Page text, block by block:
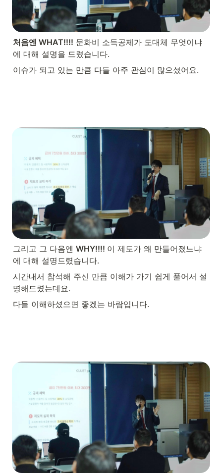
처음엔 WHAT!!!! 문화비 소득공제가 도대체 무엇이냐
에 대해 설명을 드렸습니다.
이슈가 되고 있는 만큼 다들 아주 관심이 많으셨어요.
그리고 그 다음엔 WHY!!!! 이 제도가 왜 만들어졌느냐
에 대해 설명드렸습니다.
시간내서 참석해 주신 만큼 이해가 가기 쉽게 풀어서 설
명해드렸는데요.
다들 이해하셨으면 좋겠는 바람입니다.